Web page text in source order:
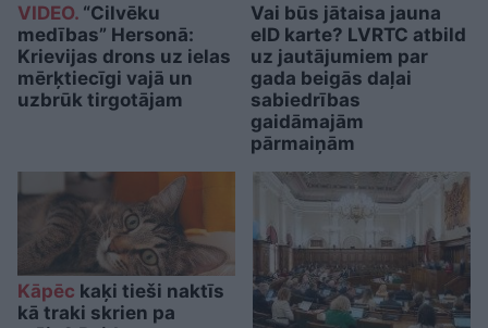
VIDEO. “Cilvēku
medības” Hersonā:
Krievijas drons uz ielas
mērķtiecīgi vajā un
uzbrūk tirgotājam
Vai būs jātaisa jauna
eID karte? LVRTC atbild
uz jautājumiem par
gada beigās daļai
sabiedrības
gaidāmajām
pārmaiņām
Kāpēc kaķi tieši naktīs
kā traki skrien pa